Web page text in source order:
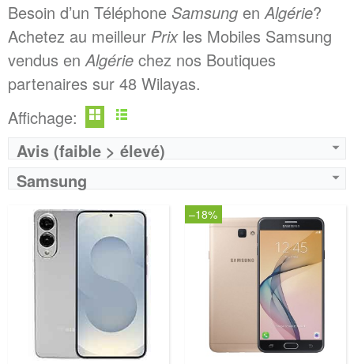
Besoin d’un Téléphone Samsung enAlgérie?
Achetez au meilleur Prixles Mobiles Samsung
vendus enAlgérie chez nos Boutiques
partenaires sur 48 Wilayas.
Affichage:
Avis (faible > élevé)
Samsung
–18%